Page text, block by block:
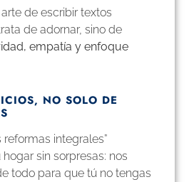
de escribir textos
de adornar, sino de
empatía y enfoque
NO SOLO DE
reformas integrales”
hogar sin sorpresas: nos
todo para que tú no tengas